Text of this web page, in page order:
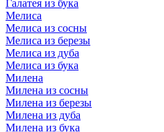
Галатея из бука
Мелиса
Мелиса из сосны
Мелиса из березы
Мелиса из дуба
Мелиса из бука
Милена
Милена из сосны
Милена из березы
Милена из дуба
Милена из бука